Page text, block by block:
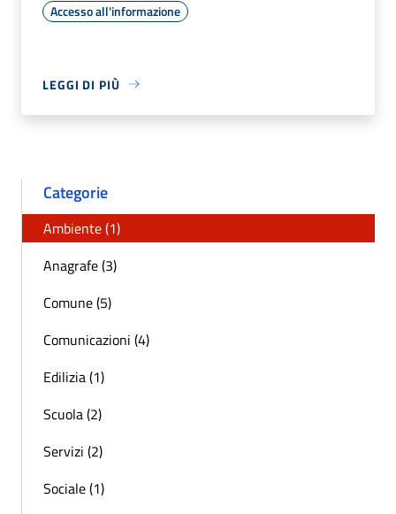
Accesso all'informazione
LEGGI DI PIÙ
Categorie
Ambiente (1)
Anagrafe (3)
Comune (5)
Comunicazioni (4)
Edilizia (1)
Scuola (2)
Servizi (2)
Sociale (1)